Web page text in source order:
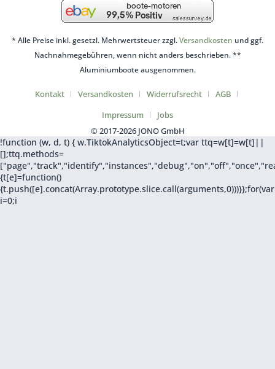
* Alle Preise inkl. gesetzl. Mehrwertsteuer zzgl.Versandkosten und ggf.
Nachnahmegebühren, wenn nicht anders beschrieben. **
Aluminiumboote ausgenommen.
Kontakt Versandkosten Widerrufsrecht
AGB
Impressum
Jobs
© 2017-2026 JONO GmbH
!function (w, d, t) { w.TiktokAnalyticsObject=t;var ttq=w[t]=w[t]||
[];ttq.methods=
{t[e]=function()
{t.push([e].concat(Array.prototype.slice.call(arguments,0)))}};for(var
i=0;i